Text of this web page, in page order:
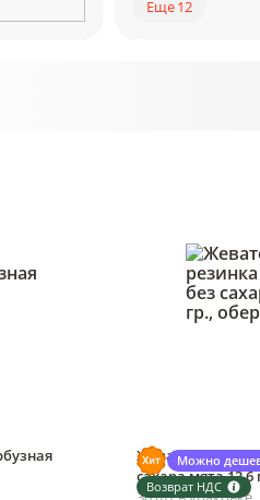
Еще 12
Можно
Возврат НДС
Жевательная
сахара мята 13,6